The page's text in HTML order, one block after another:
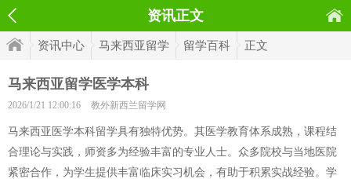
资讯正文
资讯中心 马来西亚留学 留学百科 正文
马来西亚留学医学本科
2026/1/21 12:00:16 教外新西兰留学网
马来西亚医学本科留学具有独特优势。其医学教育体系成熟，课程结
合理论与实践，师资多为经验丰富的专业人士。众多院校与当地医院
紧密合作，为学生提供丰富临床实习机会，有助于积累实战经验。学